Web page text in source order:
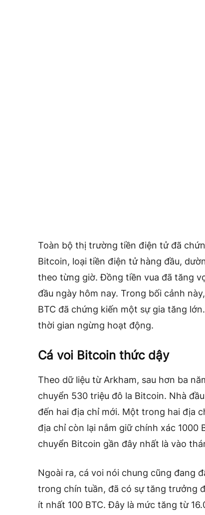
Toàn bộ thị trường tiền điện tử đã
Bitcoin, loại tiền điện tử hàng đầu,
theo từng giờ. Đồng tiền vua đã tăng
đầu ngày hôm nay. Trong bối cảnh
BTC đã chứng kiến ​​một sự gia tăng
thời gian ngừng hoạt động.
Cá voi Bitcoin thức dậy
Theo dữ liệu từ Arkham, sau hơn ba
chuyển 530 triệu đô la Bitcoin. Nhà
đến hai địa chỉ mới. Một trong hai địa
địa chỉ còn lại nắm giữ chính xác 1000
chuyển Bitcoin gần đây nhất là vào
Ngoài ra, cá voi nói chung cũng đang
trong chín tuần, đã có sự tăng trưởng
ít nhất 100 BTC. Đây là mức tăng từ